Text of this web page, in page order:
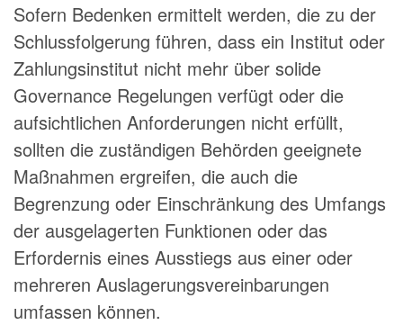
Sofern Bedenken ermittelt werden, die zu der
Schlussfolgerung führen, dass ein Institut oder
Zahlungsinstitut nicht mehr über solide
Governance Regelungen verfügt oder die
aufsichtlichen Anforderungen nicht erfüllt,
sollten die zuständigen Behörden geeignete
Maßnahmen ergreifen, die auch die
Begrenzung oder Einschränkung des Umfangs
der ausgelagerten Funktionen oder das
Erfordernis eines Ausstiegs aus einer oder
mehreren Auslagerungsvereinbarungen
umfassen können.